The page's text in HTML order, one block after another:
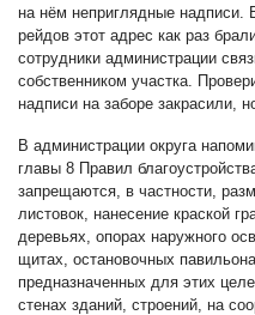
на нём неприглядные надписи.
рейдов этот адрес как раз
сотрудники администрации
собственником участка.
надписи на заборе закрасили,
В администрации округа
главы 8 Правил
запрещаются, в частности,
листовок, нанесение краской
деревьях, опорах наружного
щитах, остановочных
предназначенных для этих
стенах зданий, строений, на